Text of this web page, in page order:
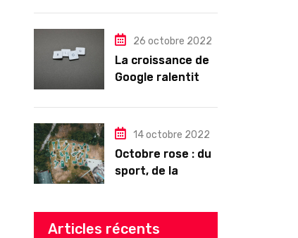
26 octobre 2022
La croissance de
Google ralentit
14 octobre 2022
Octobre rose : du
sport, de la
programme riche
Articles récents